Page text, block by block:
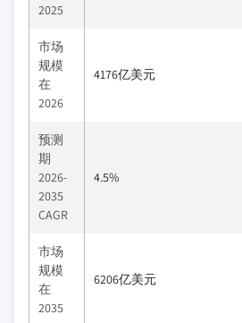
2025
市场
规模
在
2026
4176亿美元
预测
期
2026-
2035
CAGR
4.5%
市场
规模
在
2035
6206亿美元